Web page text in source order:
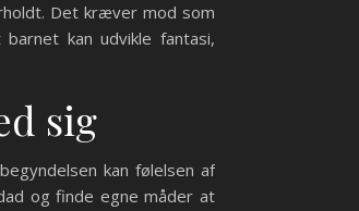
Det kræver mod som
kan udvikle fantasi,
sig
kan følelsen af
og finde egne måder at